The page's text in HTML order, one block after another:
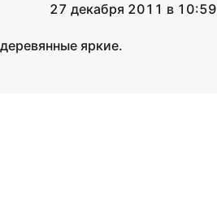
27 декабря 2011 в 10:59
яркие.